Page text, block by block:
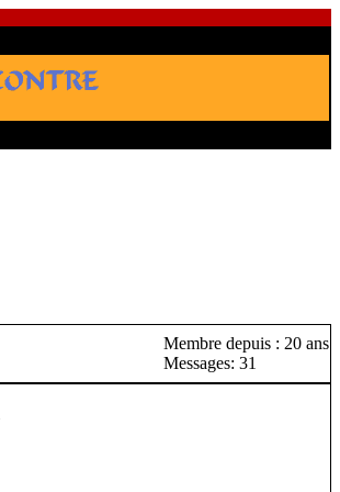
Membre depuis : 20 ans
Messages: 31